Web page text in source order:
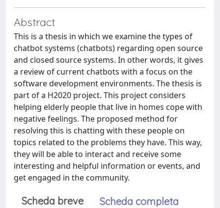
Abstract
This is a thesis in which we examine the types of
chatbot systems (chatbots) regarding open source
and closed source systems. In other words, it gives
a review of current chatbots with a focus on the
software development environments. The thesis is
part of a H2020 project. This project considers
helping elderly people that live in homes cope with
negative feelings. The proposed method for
resolving this is chatting with these people on
topics related to the problems they have. This way,
they will be able to interact and receive some
interesting and helpful information or events, and
get engaged in the community.
Scheda breve Scheda completa